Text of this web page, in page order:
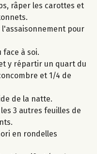
râper les carottes et
pour
face à soi.
y répartir un quart du
et 1/4 de
de la natte.
3 autres feuilles de
en rondelles